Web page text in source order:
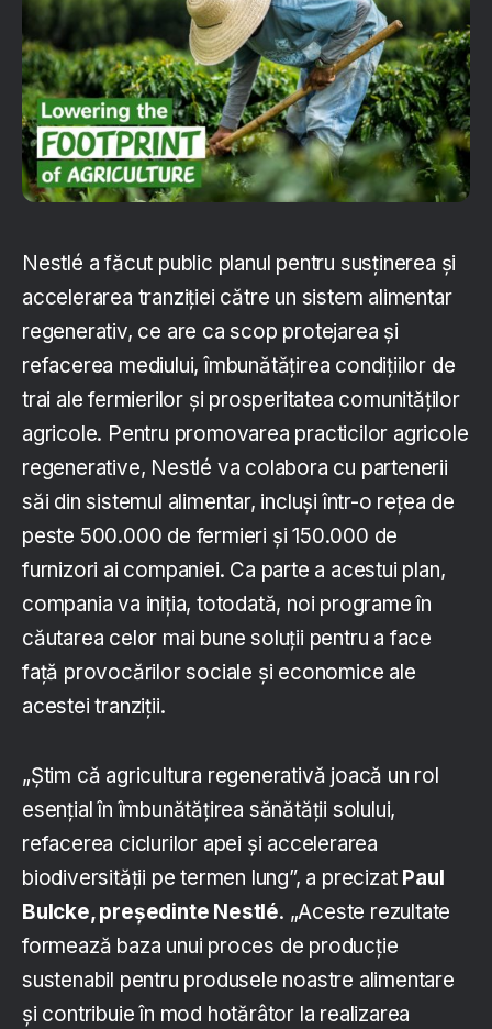
Nestlé a făcut public planul pentru susținerea și
accelerarea tranziției către un sistem alimentar
regenerativ, ce are ca scop protejarea și
refacerea mediului, îmbunătățirea condițiilor de
trai ale fermierilor și prosperitatea comunităților
agricole. Pentru promovarea practicilor agricole
regenerative, Nestlé va colabora cu partenerii
săi din sistemul alimentar, incluși într-o rețea de
peste 500.000 de fermieri și 150.000 de
furnizori ai companiei. Ca parte a acestui plan,
compania va iniția, totodată, noi programe în
căutarea celor mai bune soluții pentru a face
față provocărilor sociale și economice ale
acestei tranziții.
„Știm că agricultura regenerativă joacă un rol
esențial în îmbunătățirea sănătății solului,
refacerea ciclurilor apei și accelerarea
biodiversității pe termen lung”, a precizat Paul
Bulcke, președinte Nestlé. „Aceste rezultate
formează baza unui proces de producție
sustenabil pentru produsele noastre alimentare
și contribuie în mod hotărâtor la realizarea